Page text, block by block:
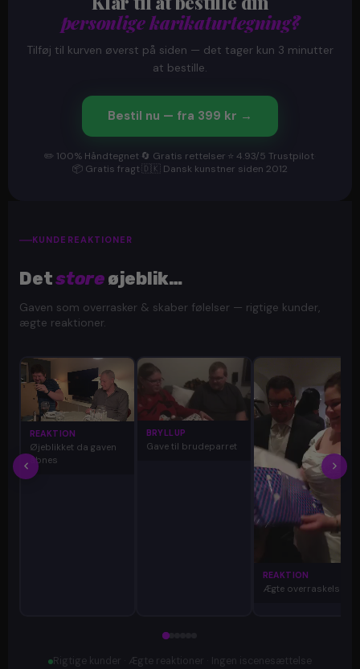
personlige karikaturtegning?
Tilføj til kurven øverst på siden — det tager kun 3 minutter
at bestille.
Bestil nu — fra 399 kr →
✏️ 100% Håndtegnet 🔄 Gratis rettelser ⭐ 4.93/5 Trustpilot
📦 Gratis fragt 🇩🇰 Dansk kunstner siden 2012
KUNDEREAKTIONER
Detstoreøjeblik…
Gaven som overrasker & skaber følelser — rigtige kunder,
ægte reaktioner.
REAKTION
Øjeblikket da gaven
åbnes
BRYLLUP
Gave til brudeparret
REAKTION
Ægte overraskelse
Rigtige kunder · Ægte reaktioner · Ingen iscenesættelse